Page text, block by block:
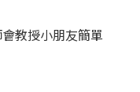
教授小朋友簡單